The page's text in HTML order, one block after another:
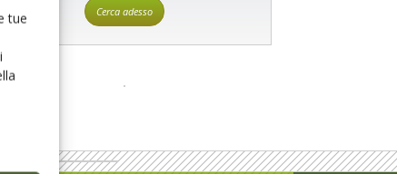
tue
Cerca adesso